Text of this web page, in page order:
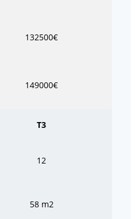
132500€
149000€
T3
12
58 m2